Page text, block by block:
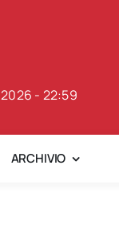
- 22:59
ARCHIVIO